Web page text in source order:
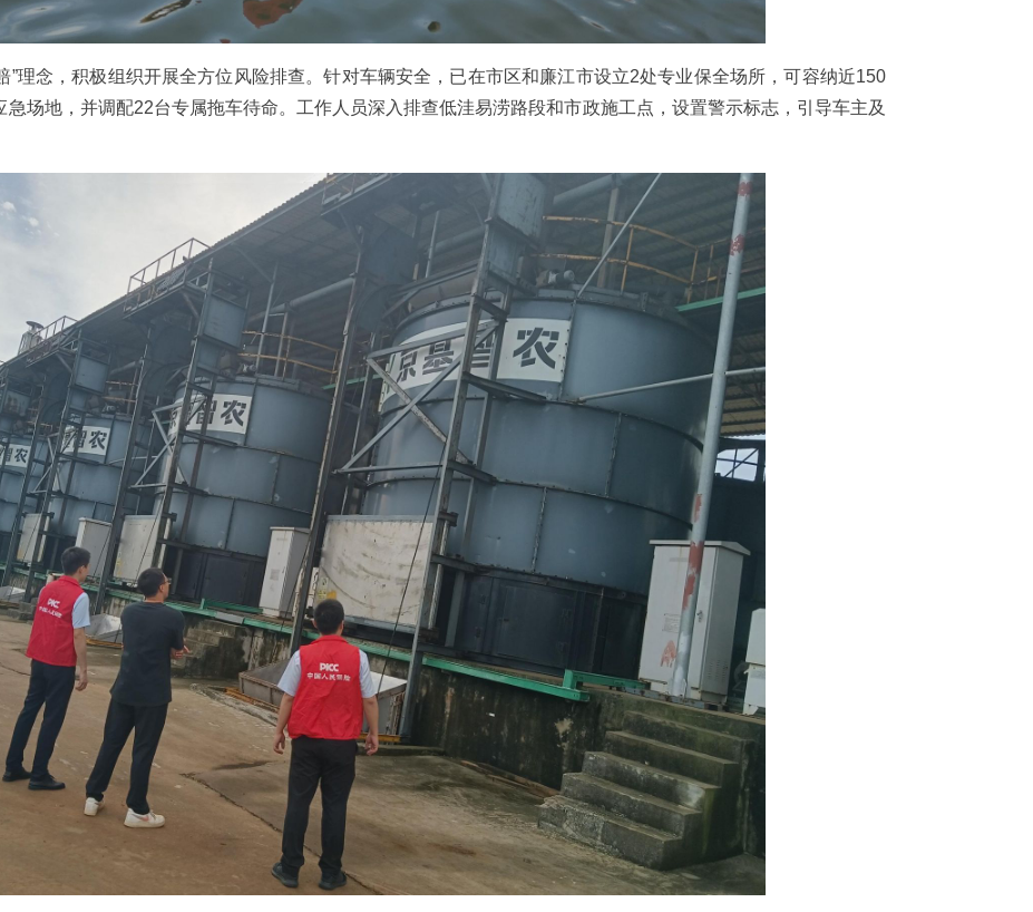
”理念，积极组织开展全方位风险排查。针对车辆安全，已在市区和廉江市设立2处专业保全场所，可容纳近150
场地，并调配22台专属拖车待命。工作人员深入排查低洼易涝路段和市政施工点，设置警示标志，引导车主及